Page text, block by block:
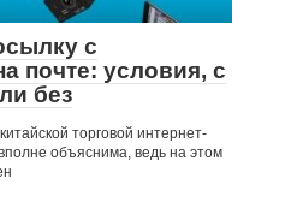
с
почте: условия, с
без
торговой интернет-
объяснима, ведь на этом